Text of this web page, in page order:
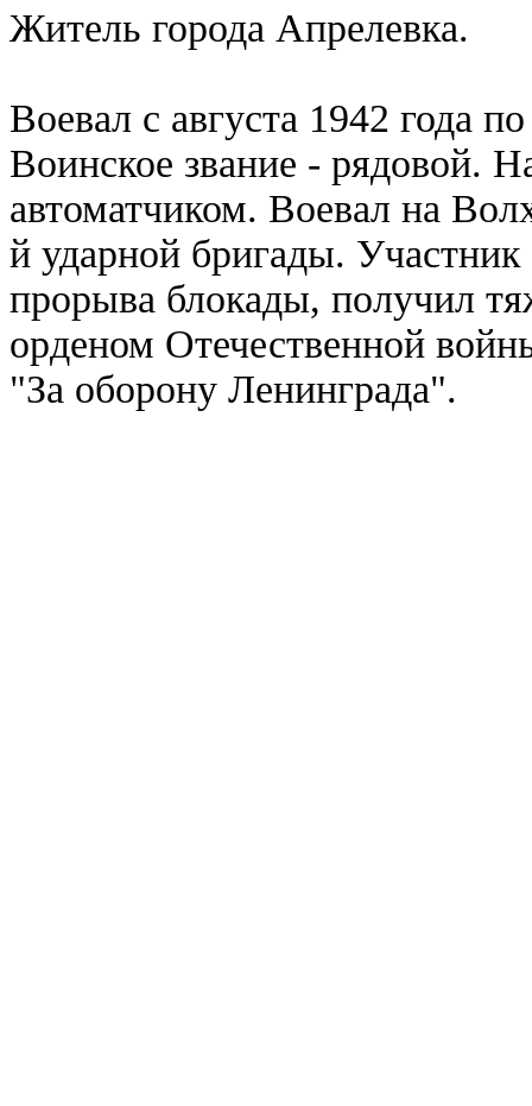
Житель города Апрелевка.
Воевал с августа 1942 года
Воинское звание - рядовой.
автоматчиком. Воевал на
й ударной бригады.
прорыва блокады, получил
орденом Отечественной
"За оборону Ленинграда".